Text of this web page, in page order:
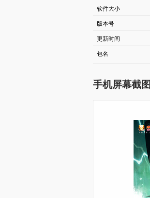
软件大小
版本号
更新时间
包名
手机屏幕截图